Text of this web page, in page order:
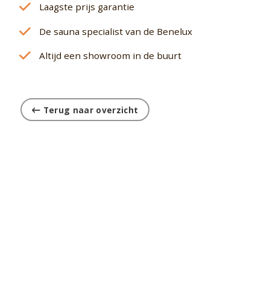
Laagste prijs garantie
De sauna specialist van de Benelux
Altijd een showroom in de buurt
Terug naar overzicht